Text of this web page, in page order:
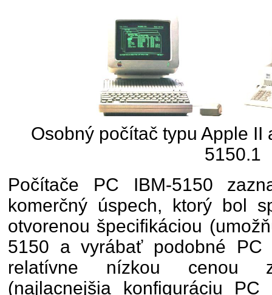
Osobný počítač typu Apple II
5150.1
Počítače PC IBM-5150
komerčný úspech, ktorý bol
otvorenou špecifikáciou
5150 a vyrábať podobné PC
relatívne nízkou cenou
(najlacnejšia konfiguráciu